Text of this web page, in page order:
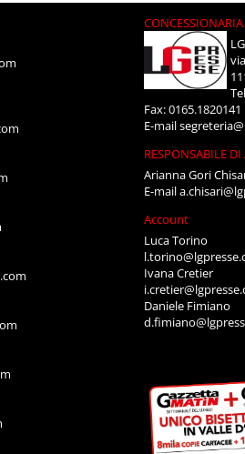
Fax: 0165.1820141
E-mail
RESPONSABILE
Arianna Gori
E-mail
Account
Luca Torino
Ivana Cretier
Daniele Fimiano